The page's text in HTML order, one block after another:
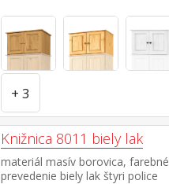
+ 3
Knižnica 8011 biely lak
materiál masív borovica, farebné
prevedenie biely lak štyri police